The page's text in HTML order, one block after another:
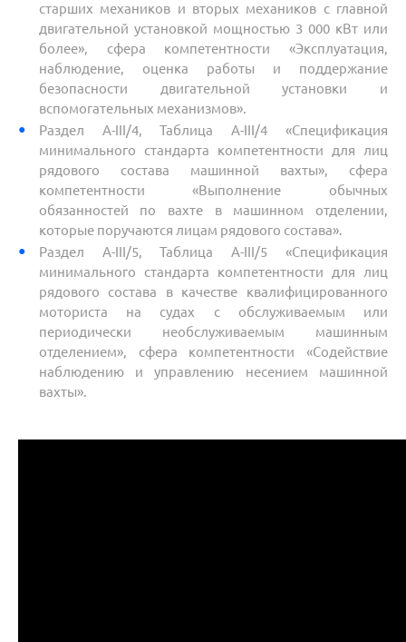
старших механиков и вторых механиков с главной
двигательной установкой мощностью 3 000 кВт или
более», сфера компетентности «Эксплуатация,
наблюдение, оценка работы и поддержание
безопасности двигательной установки и
вспомогательных механизмов».
Раздел A-III/4, Таблица A-III/4 «Спецификация
минимального стандарта компетентности для лиц
рядового состава машинной вахты», сфера
компетентности «Выполнение обычных
обязанностей по вахте в машинном отделении,
которые поручаются лицам рядового состава».
Раздел A-III/5, Таблица A-III/5 «Спецификация
минимального стандарта компетентности для лиц
рядового состава в качестве квалифицированного
моториста на судах с обслуживаемым или
периодически необслуживаемым машинным
отделением», сфера компетентности «Содействие
наблюдению и управлению несением машинной
вахты».